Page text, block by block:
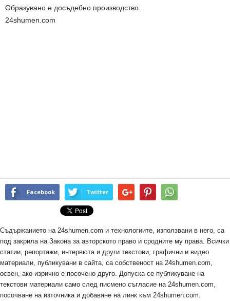
Образувано е досъдебно производство.
24shumen.com
Facebook Twitter
Съдържанието на 24shumen.com и технологиите, използвани в него, са
под закрила на Закона за авторското право и сродните му права. Всички
статии, репортажи, интервюта и други текстови, графични и видео
материали, публикувани в сайта, са собственост на 24shumen.com,
освен, ако изрично е посочено друго. Допуска се публикуване на
текстови материали само след писмено съгласие на 24shumen.com,
посочване на източника и добавяне на линк към 24shumen.com.